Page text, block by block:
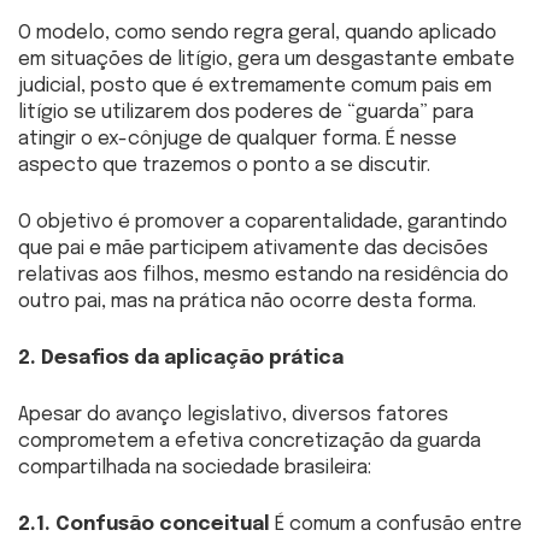
O modelo, como sendo regra geral, quando aplicado
em situações de litígio, gera um desgastante embate
judicial, posto que é extremamente comum pais em
litígio se utilizarem dos poderes de “guarda” para
atingir o ex-cônjuge de qualquer forma. É nesse
aspecto que trazemos o ponto a se discutir.
O objetivo é promover a coparentalidade, garantindo
que pai e mãe participem ativamente das decisões
relativas aos filhos, mesmo estando na residência do
outro pai, mas na prática não ocorre desta forma.
2. Desafios da aplicação prática
Apesar do avanço legislativo, diversos fatores
comprometem a efetiva concretização da guarda
compartilhada na sociedade brasileira:
2.1. Confusão conceitual
É comum a confusão entre